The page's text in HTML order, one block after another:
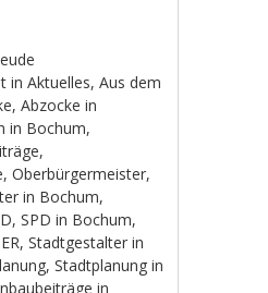
inAktuelles,Aus dem
,Abzocke in
in Bochum,
,
,Oberbürgermeister,
in Bochum,
,SPD in Bochum,
,Stadtgestalter in
,Stadtplanung in
in